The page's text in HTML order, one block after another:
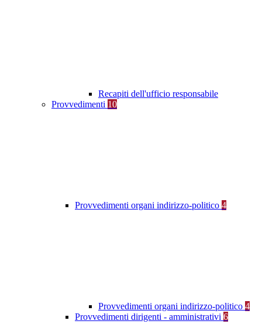
Recapiti dell'ufficio responsabile
Provvedimenti 10
Provvedimenti organi indirizzo-politico 4
Provvedimenti organi indirizzo-politico 4
Provvedimenti dirigenti - amministrativi 6